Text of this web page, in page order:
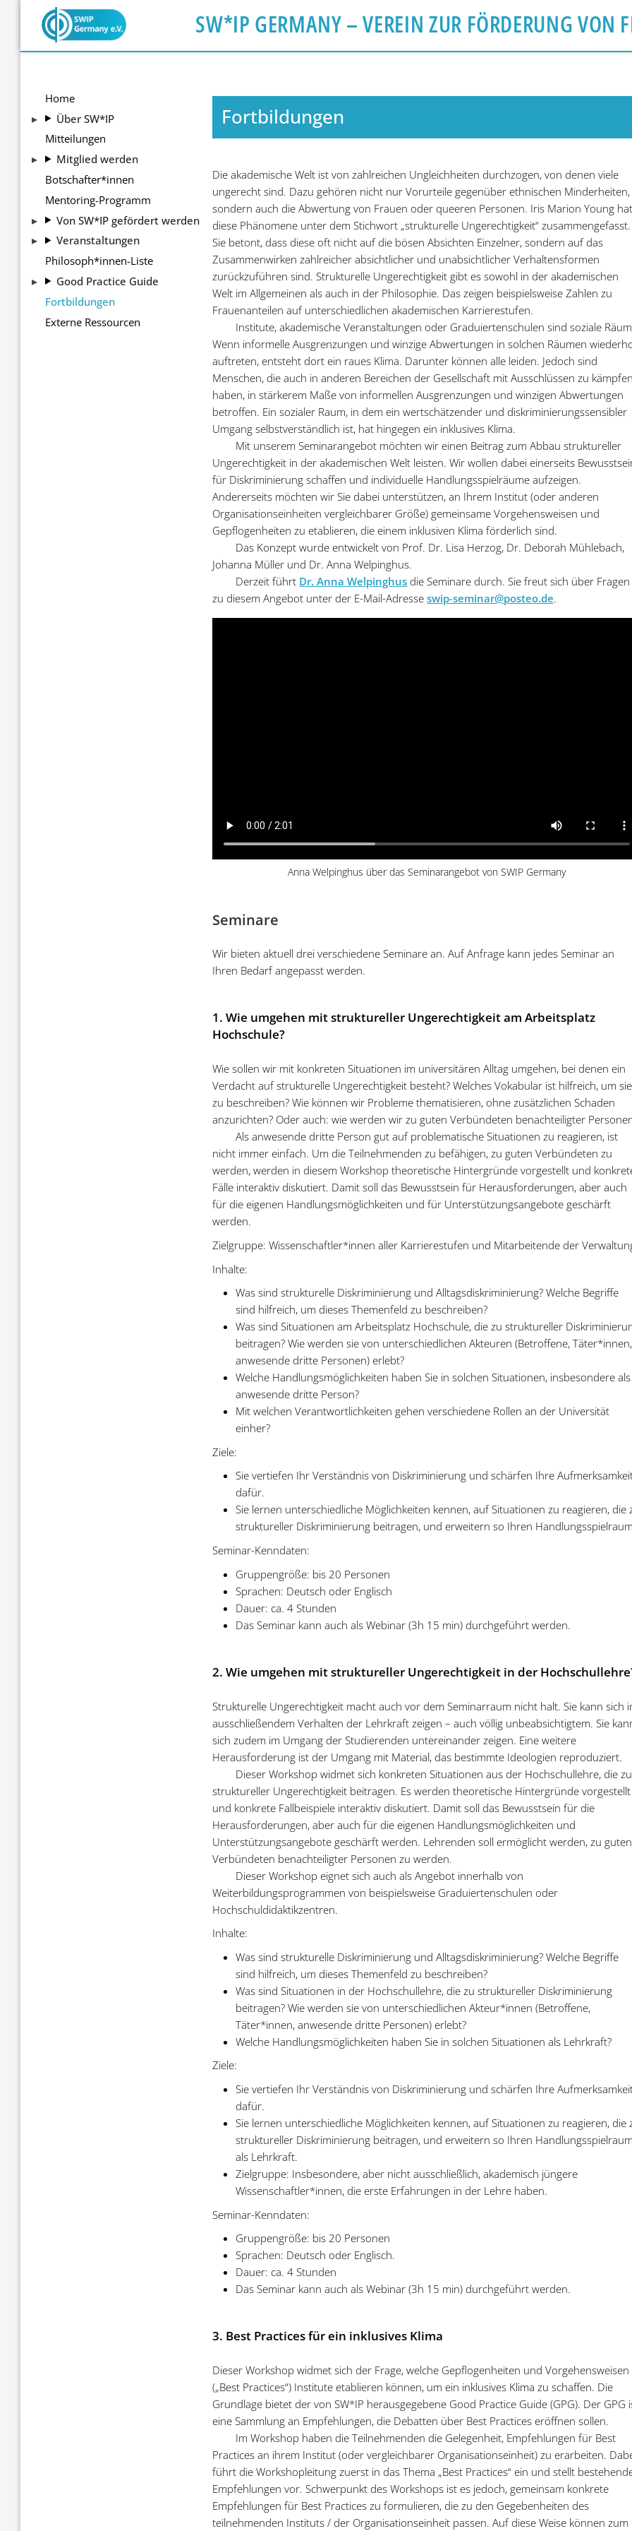
SW*IP GERMANY – VEREIN ZUR FÖRDERUNG VON
Home
Über SW*IP
Mitteilungen
Mitglied werden
Botschafter*innen
Mentoring-Programm
Von SW*IP gefördert werden
Veranstaltungen
Philosoph*innen-Liste
Good Practice Guide
Fortbildungen
Externe Ressourcen
Fortbildungen
Die akademische Welt ist von zahlreichen Ungleichheiten durchzogen, von denen viele
ungerecht sind. Dazu gehören nicht nur Vorurteile gegenüber ethnischen Minderheiten,
sondern auch die Abwertung von Frauen oder queeren Personen. Iris Marion Young hat
diese Phänomene unter dem Stichwort „strukturelle Ungerechtigkeit“ zusammengefasst.
Sie betont, dass diese oft nicht auf die bösen Absichten Einzelner, sondern auf das
Zusammenwirken zahlreicher absichtlicher und unabsichtlicher Verhaltensformen
zurückzuführen sind. Strukturelle Ungerechtigkeit gibt es sowohl in der akademischen
Welt im Allgemeinen als auch in der Philosophie. Das zeigen beispielsweise Zahlen zu
Frauenanteilen auf unterschiedlichen akademischen Karrierestufen.
Institute, akademische Veranstaltungen oder Graduiertenschulen sind soziale
Wenn informelle Ausgrenzungen und winzige Abwertungen in solchen Räumen
auftreten, entsteht dort ein raues Klima. Darunter können alle leiden. Jedoch sind
Menschen, die auch in anderen Bereichen der Gesellschaft mit Ausschlüssen zu kämpfen
haben, in stärkerem Maße von informellen Ausgrenzungen und winzigen Abwertungen
betroffen. Ein sozialer Raum, in dem ein wertschätzender und diskriminierungssensibler
Umgang selbstverständlich ist, hat hingegen ein inklusives Klima.
Mit unserem Seminarangebot möchten wir einen Beitrag zum Abbau struktureller
Ungerechtigkeit in der akademischen Welt leisten. Wir wollen dabei einerseits
für Diskriminierung schaffen und individuelle Handlungsspielräume aufzeigen.
Andererseits möchten wir Sie dabei unterstützen, an Ihrem Institut (oder anderen
Organisationseinheiten vergleichbarer Größe) gemeinsame Vorgehensweisen und
Gepflogenheiten zu etablieren, die einem inklusiven Klima förderlich sind.
Das Konzept wurde entwickelt von Prof. Dr. Lisa Herzog, Dr. Deborah Mühlebach,
Johanna Müller und Dr. Anna Welpinghus.
Derzeit führt Dr. Anna Welpinghus die Seminare durch. Sie freut sich über Fragen
zu diesem Angebot unter der E-Mail-Adresse swip-seminar@posteo.de.
Anna Welpinghus über das Seminarangebot von SWIP Germany
Seminare
Wir bieten aktuell drei verschiedene Seminare an. Auf Anfrage kann jedes Seminar an
Ihren Bedarf angepasst werden.
1. Wie umgehen mit struktureller Ungerechtigkeit am Arbeitsplatz
Hochschule?
Wie sollen wir mit konkreten Situationen im universitären Alltag umgehen, bei denen ein
Verdacht auf strukturelle Ungerechtigkeit besteht? Welches Vokabular ist hilfreich, um sie
zu beschreiben? Wie können wir Probleme thematisieren, ohne zusätzlichen Schaden
anzurichten? Oder auch: wie werden wir zu guten Verbündeten benachteiligter
Als anwesende dritte Person gut auf problematische Situationen zu reagieren, ist
nicht immer einfach. Um die Teilnehmenden zu befähigen, zu guten Verbündeten zu
werden, werden in diesem Workshop theoretische Hintergründe vorgestellt und
Fälle interaktiv diskutiert. Damit soll das Bewusstsein für Herausforderungen, aber auch
für die eigenen Handlungsmöglichkeiten und für Unterstützungsangebote geschärft
werden.
Zielgruppe: Wissenschaftler*innen aller Karrierestufen und Mitarbeitende der
Inhalte:
Was sind strukturelle Diskriminierung und Alltagsdiskriminierung? Welche Begriffe
sind hilfreich, um dieses Themenfeld zu beschreiben?
Was sind Situationen am Arbeitsplatz Hochschule, die zu struktureller
beitragen? Wie werden sie von unterschiedlichen Akteuren (Betroffene, Täter*innen,
anwesende dritte Personen) erlebt?
Welche Handlungsmöglichkeiten haben Sie in solchen Situationen, insbesondere als
anwesende dritte Person?
Mit welchen Verantwortlichkeiten gehen verschiedene Rollen an der Universität
einher?
Ziele:
Sie vertiefen Ihr Verständnis von Diskriminierung und schärfen Ihre
dafür.
Sie lernen unterschiedliche Möglichkeiten kennen, auf Situationen zu reagieren, die
struktureller Diskriminierung beitragen, und erweitern so Ihren
Seminar-Kenndaten:
Gruppengröße: bis 20 Personen
Sprachen: Deutsch oder Englisch
Dauer: ca. 4 Stunden
Das Seminar kann auch als Webinar (3h 15 min) durchgeführt werden.
2. Wie umgehen mit struktureller Ungerechtigkeit in der
Strukturelle Ungerechtigkeit macht auch vor dem Seminarraum nicht halt. Sie kann sich
ausschließendem Verhalten der Lehrkraft zeigen – auch völlig unbeabsichtigtem. Sie
sich zudem im Umgang der Studierenden untereinander zeigen. Eine weitere
Herausforderung ist der Umgang mit Material, das bestimmte Ideologien reproduziert.
Dieser Workshop widmet sich konkreten Situationen aus der Hochschullehre, die zu
struktureller Ungerechtigkeit beitragen. Es werden theoretische Hintergründe vorgestellt
und konkrete Fallbeispiele interaktiv diskutiert. Damit soll das Bewusstsein für die
Herausforderungen, aber auch für die eigenen Handlungsmöglichkeiten und
Unterstützungsangebote geschärft werden. Lehrenden soll ermöglicht werden, zu guten
Verbündeten benachteiligter Personen zu werden.
Dieser Workshop eignet sich auch als Angebot innerhalb von
Weiterbildungsprogrammen von beispielsweise Graduiertenschulen oder
Hochschuldidaktikzentren.
Inhalte:
Was sind strukturelle Diskriminierung und Alltagsdiskriminierung? Welche Begriffe
sind hilfreich, um dieses Themenfeld zu beschreiben?
Was sind Situationen in der Hochschullehre, die zu struktureller Diskriminierung
beitragen? Wie werden sie von unterschiedlichen Akteur*innen (Betroffene,
Täter*innen, anwesende dritte Personen) erlebt?
Welche Handlungsmöglichkeiten haben Sie in solchen Situationen als Lehrkraft?
Ziele:
Sie vertiefen Ihr Verständnis von Diskriminierung und schärfen Ihre
dafür.
Sie lernen unterschiedliche Möglichkeiten kennen, auf Situationen zu reagieren, die
struktureller Diskriminierung beitragen, und erweitern so Ihren Handlungsspielraum
als Lehrkraft.
Zielgruppe: Insbesondere, aber nicht ausschließlich, akademisch jüngere
Wissenschaftler*innen, die erste Erfahrungen in der Lehre haben.
Seminar-Kenndaten:
Gruppengröße: bis 20 Personen
Sprachen: Deutsch oder Englisch.
Dauer: ca. 4 Stunden
Das Seminar kann auch als Webinar (3h 15 min) durchgeführt werden.
3. Best Practices für ein inklusives Klima
Dieser Workshop widmet sich der Frage, welche Gepflogenheiten und Vorgehensweisen
(„Best Practices“) Institute etablieren können, um ein inklusives Klima zu schaffen. Die
Grundlage bietet der von SW*IP herausgegebene Good Practice Guide (GPG). Der GPG
eine Sammlung an Empfehlungen, die Debatten über Best Practices eröffnen sollen.
Im Workshop haben die Teilnehmenden die Gelegenheit, Empfehlungen für Best
Practices an ihrem Institut (oder vergleichbarer Organisationseinheit) zu erarbeiten.
führt die Workshopleitung zuerst in das Thema „Best Practices“ ein und stellt
Empfehlungen vor. Schwerpunkt des Workshops ist es jedoch, gemeinsam konkrete
Empfehlungen für Best Practices zu formulieren, die zu den Gegebenheiten des
teilnehmenden Instituts / der Organisationseinheit passen. Auf diese Weise können zum